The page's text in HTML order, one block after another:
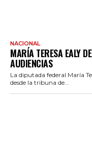
NACIONAL
MARÍA TERESA EALY
AUDIENCIAS
La diputada federal María
desde la tribuna de...